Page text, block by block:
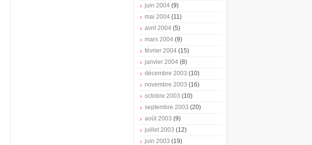
juin 2004 (9)
mai 2004 (11)
avril 2004 (5)
mars 2004 (9)
février 2004 (15)
janvier 2004 (8)
décembre 2003 (10)
novembre 2003 (16)
octobre 2003 (10)
septembre 2003 (20)
août 2003 (9)
juillet 2003 (12)
juin 2003 (19)